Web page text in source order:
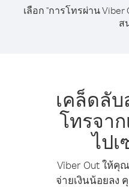
เลือก "การโทรผ่าน
ส
เคล็ดลั
โทรจา
ไปเ
Viber Out ให้คุ
จ่ายเงินน้อยลง